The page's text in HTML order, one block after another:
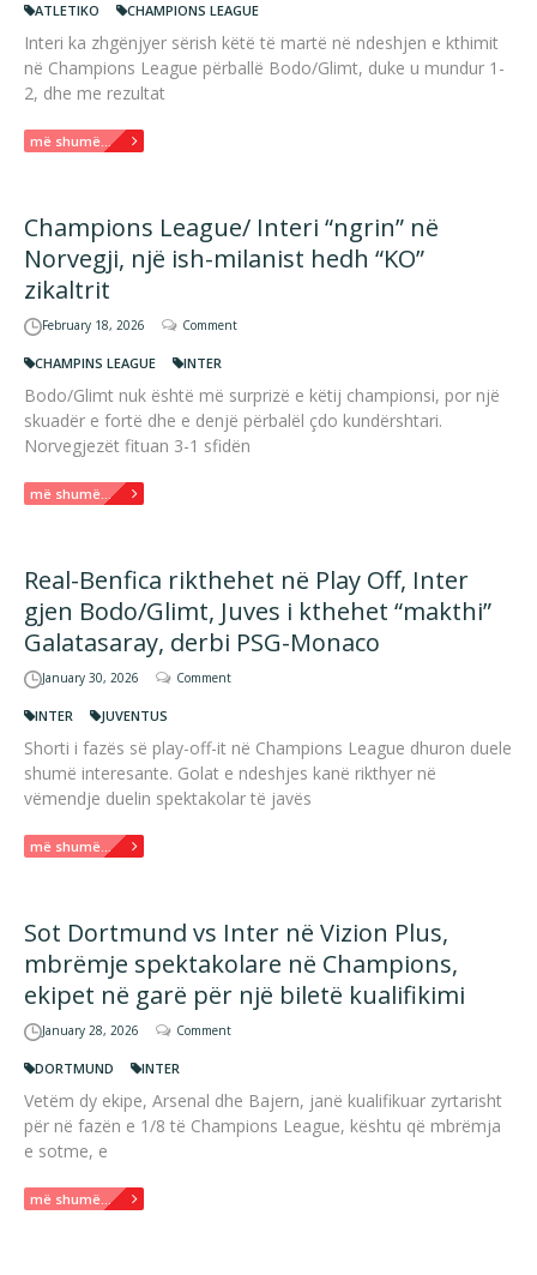
ATLETIKO CHAMPIONS LEAGUE
Interi ka zhgënjyer sërish këtë të martë në ndeshjen e kthimit
në Champions League përballë Bodo/Glimt, duke u mundur 1-
2, dhe me rezultat
më shumë...
Champions League/ Interi “ngrin” në
Norvegji, një ish-milanist hedh “KO”
zikaltrit
February 18, 2026 Comment
CHAMPINS LEAGUE INTER
Bodo/Glimt nuk është më surprizë e këtij championsi, por një
skuadër e fortë dhe e denjë përbalël çdo kundërshtari.
Norvegjezët fituan 3-1 sfidën
më shumë...
Real-Benfica rikthehet në Play Off, Inter
gjen Bodo/Glimt, Juves i kthehet “makthi”
Galatasaray, derbi PSG-Monaco
January 30, 2026 Comment
INTER JUVENTUS
Shorti i fazës së play-off-it në Champions League dhuron duele
shumë interesante. Golat e ndeshjes kanë rikthyer në
vëmendje duelin spektakolar të javës
më shumë...
Sot Dortmund vs Inter në Vizion Plus,
mbrëmje spektakolare në Champions,
ekipet në garë për një biletë kualifikimi
January 28, 2026 Comment
DORTMUND INTER
Vetëm dy ekipe, Arsenal dhe Bajern, janë kualifikuar zyrtarisht
për në fazën e 1/8 të Champions League, kështu që mbrëmja
e sotme, e
më shumë...